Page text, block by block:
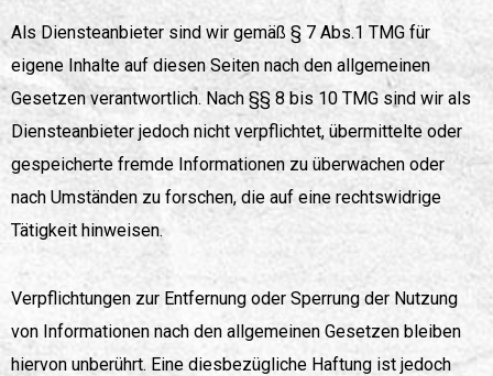
Als Diensteanbieter sind wir gemäß § 7 Abs.1 TMG für
eigene Inhalte auf diesen Seiten nach den allgemeinen
Gesetzen verantwortlich. Nach §§ 8 bis 10 TMG sind wir als
Diensteanbieter jedoch nicht verpflichtet, übermittelte oder
gespeicherte fremde Informationen zu überwachen oder
nach Umständen zu forschen, die auf eine rechtswidrige
Tätigkeit hinweisen.
Verpflichtungen zur Entfernung oder Sperrung der Nutzung
von Informationen nach den allgemeinen Gesetzen bleiben
hiervon unberührt. Eine diesbezügliche Haftung ist jedoch